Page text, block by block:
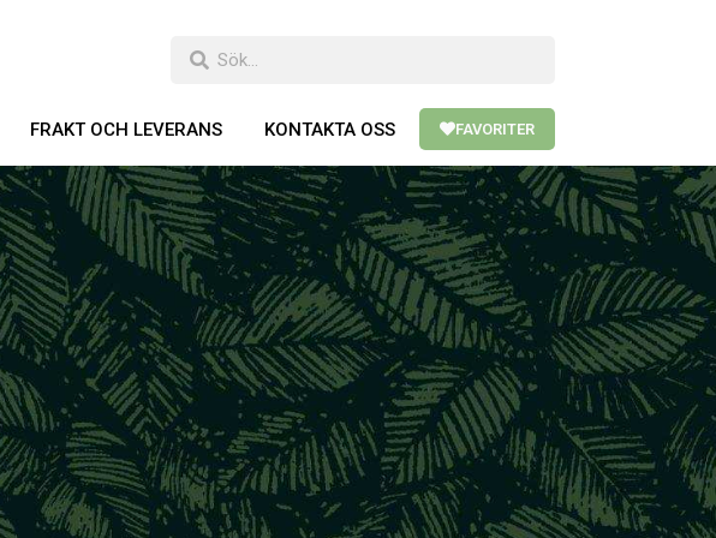
FRAKT OCH LEVERANS KONTAKTA OSS FAVORITER